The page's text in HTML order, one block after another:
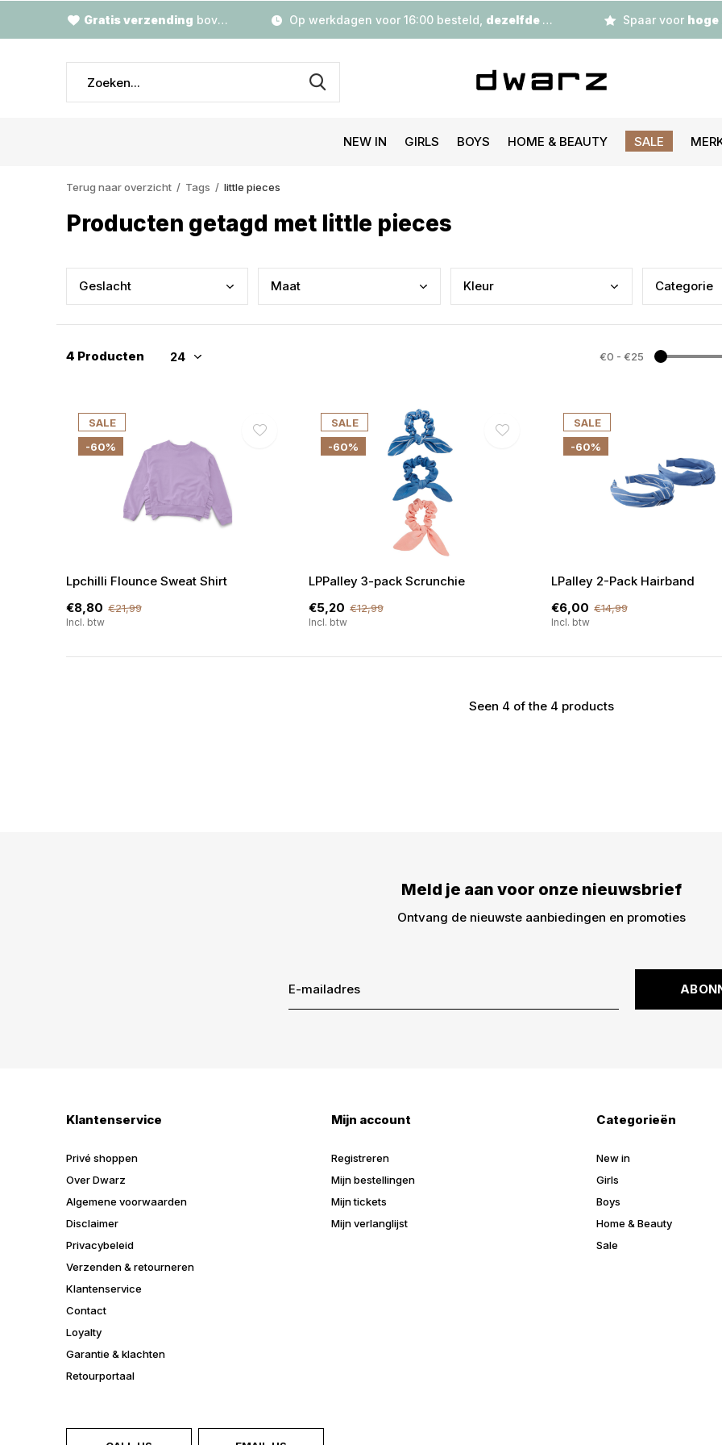
DWARZ!
NEW IN GIRLS BOYS HOME & BEAUTY SALE
Gratis verzending boven €79,- Op werkdagen voor 16:00 besteld, dezelfde dag verzondenSpaar voor hoge korting
Terug naar overzicht Tags little pieces
Producten getagd met little pieces
Geslacht Maat Kleur Categorie
4 Producten €0 - €25
SALE
-60%
Lpchilli Flounce Sweat Shirt
€8,80 €21,99
Incl. btw
SALE
-60%
LPPalley 3-pack Scrunchie
€5,20 €12,99
Incl. btw
SALE
-60%
LPalley 2-Pack Hairband
€6,00 €14,99
Incl. btw
Seen 4 of the 4 products
Meld je aan voor onze nieuwsbrief
Ontvang de nieuwste aanbiedingen en promoties
Klantenservice
Privé shoppen
Over Dwarz
Algemene voorwaarden
Disclaimer
Privacybeleid
Verzenden & retourneren
Klantenservice
Contact
Loyalty
Garantie & klachten
Retourportaal
Mijn account
Registreren
Mijn bestellingen
Mijn tickets
Mijn verlanglijst
Categorieën
New in
Girls
Boys
Home & Beauty
Sale